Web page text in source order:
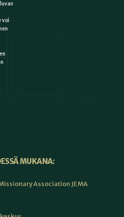
voi
MUKANA:
Association JEMA